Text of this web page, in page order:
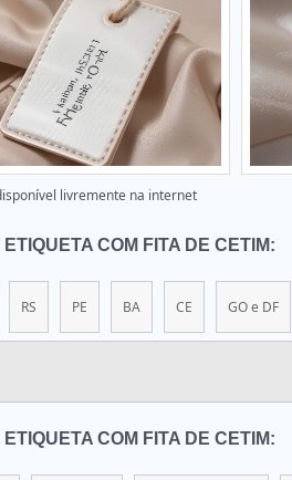
livremente na internet
COM FITA DE CETIM:
RS PE BA CE GO e DF
COM FITA DE CETIM: